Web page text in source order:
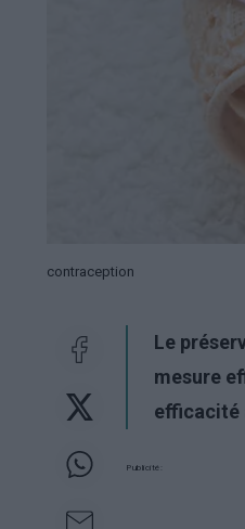
contraception
Le
mesure
efficacité
Publicité: